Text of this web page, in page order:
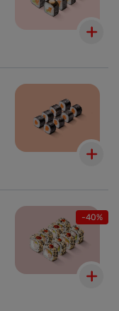
-40%